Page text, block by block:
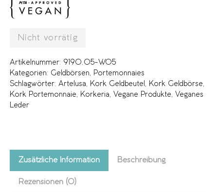
Nicht vorrätig
Artikelnummer: 9190.05-W05
Kategorien: Geldbörsen, Portemonnaies
Schlagwörter: Artelusa, Kork Geldbeutel , Kork Geldbörse,
Kork Portemonnaie, Korkeria, Vegane Produkte, Veganes
Leder
Zusätzliche Information Beschreibung
Rezensionen (0)